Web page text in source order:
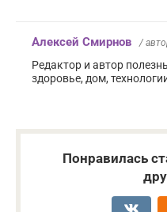
Алексей Смирнов /
Редактор и автор
здоровье, дом,
Понравилась